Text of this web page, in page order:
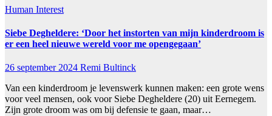
Human Interest
Siebe Degheldere: ‘Door het instorten van mijn kinderdroom is
er een heel nieuwe wereld voor me opengegaan’
26 september 2024 Remi Bultinck
Van een kinderdroom je levenswerk kunnen maken: een grote wens
voor veel mensen, ook voor Siebe Degheldere (20) uit Eernegem.
Zijn grote droom was om bij defensie te gaan, maar…